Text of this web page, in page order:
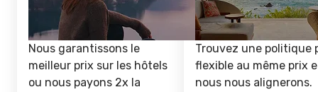
Nous garantissons le
meilleur prix sur les hôtels
ou nous payons 2x la
Trouvez une politique
flexible au même prix
nous nous alignerons.